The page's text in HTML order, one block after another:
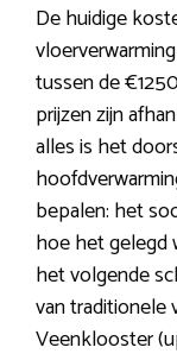
De huidige
tussen de
prijzen zijn
alles is het
bepalen: het
hoe het gelegd
het volgende
van traditionele
Veenklooster